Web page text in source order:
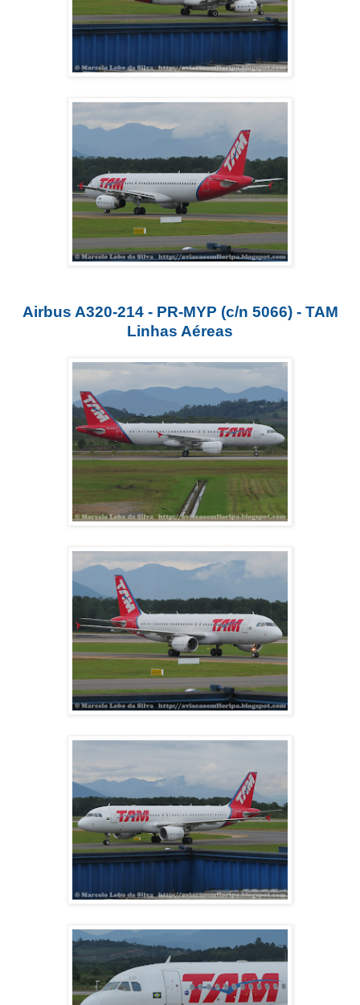
Airbus A320-214 - PR-MYP (c/n 5066) - TAM
Linhas Aéreas